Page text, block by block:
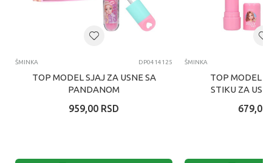
ŠMINKA DP0414125
TOP MODEL SJAJ ZA USNE SA
PANDANOM
959,00 RSD
ŠMINKA
TOP MODEL
STIKU ZA
679,00